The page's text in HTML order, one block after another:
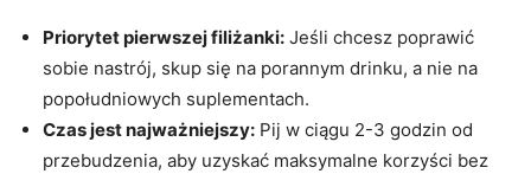
Priorytet pierwszej filiżanki: Jeśli chcesz poprawić
sobie nastrój, skup się na porannym drinku, a nie na
popołudniowych suplementach.
Czas jest najważniejszy: Pij w ciągu 2-3 godzin od
przebudzenia, aby uzyskać maksymalne korzyści bez